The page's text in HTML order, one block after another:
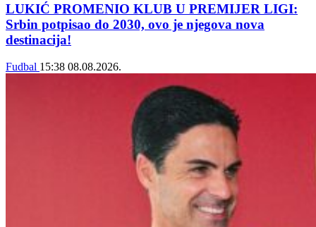
LUKIĆ PROMENIO KLUB U PREMIJER LIGI:
Srbin potpisao do 2030, ovo je njegova nova
destinacija!
Fudbal 15:38 08.08.2026.